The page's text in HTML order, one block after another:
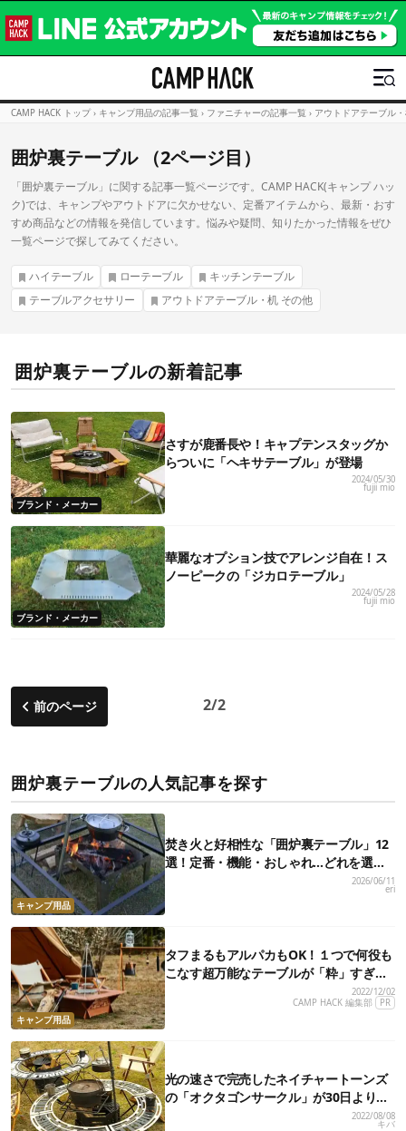
CAMP HACK トップ › キャンプ用品の記事一覧 › ファニチャーの記事一覧 › アウトドアテーブル
囲炉裏テーブル （2ページ目）
「囲炉裏テーブル」に関する記事一覧ページです。CAMP HACK(キャンプ ハッ
ク)では、キャンプやアウトドアに欠かせない、定番アイテムから、最新・おす
すめ商品などの情報を発信しています。悩みや疑問、知りたかった情報をぜひ
一覧ページで探してみてください。
ハイテーブル ローテーブル
キッチンテーブル
テーブルアクセサリー
アウトドアテーブル・机 その他
囲炉裏テーブルの新着記事
ブランド・メーカー
さすが鹿番長や！キャプテンスタッグか
らついに「ヘキサテーブル」が登場
2024/05/30
fujii mio
ブランド・メーカー
華麗なオプション技でアレンジ自在！ス
ノーピークの「ジカロテーブル」
2024/05/28
fujii mio
2/2
前のページ
囲炉裏テーブルの人気記事を探す
キャンプ用品
焚き火と好相性な「囲炉裏テーブル」12
選！定番・機能・おしゃれ…どれを選
ぶ？
2026/06/11
eri
キャンプ用品
タフまるもアルパカもOK！１つで何役も
こなす超万能なテーブルが「粋」すぎ
る…
2022/12/02
CAMP HACK 編集部
PR
光の速さで完売したネイチャートーンズ
の「オクタゴンサークル」が30日より再
販スタート
2022/08/08
キバ